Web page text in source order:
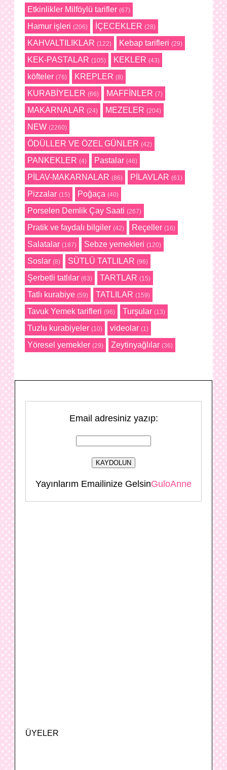
Etkinlikler Milföylü tarifler (67)
Hamur işleri (206) İÇECEKLER (28)
KAHVALTILIKLAR (122) Kebap tarifleri (29)
KEK-PASTALAR (105) KEKLER (43)
köfteler (76) KREPLER (8)
KURABİYELER (66) MAFFİNLER (7)
MAKARNALAR (24) MEZELER (204)
NEW (2260)
ÖDÜLLER VE ÖZEL GÜNLER (42)
PANKEKLER (4) Pastalar (46)
PİLAV-MAKARNALAR (86) PİLAVLAR (61)
Pizzalar (15) Poğaça (40)
Porselen Demlik Çay Saati (267)
Pratik ve faydalı bilgiler (42) Reçeller (16)
Salatalar (187) Sebze yemekleri (120)
Soslar (8) SÜTLÜ TATLILAR (96)
Şerbetli tatlılar (63) TARTLAR (15)
Tatlı kurabiye (59) TATLILAR (159)
Tavuk Yemek tarifleri (96) Turşular (13)
Tuzlu kurabiyeler (10) videolar (1)
Yöresel yemekler (29) Zeytinyağlılar (36)
Email adresiniz yazıp:
Yayınlarım Emailinize GelsinGuloAnne
ÜYELER